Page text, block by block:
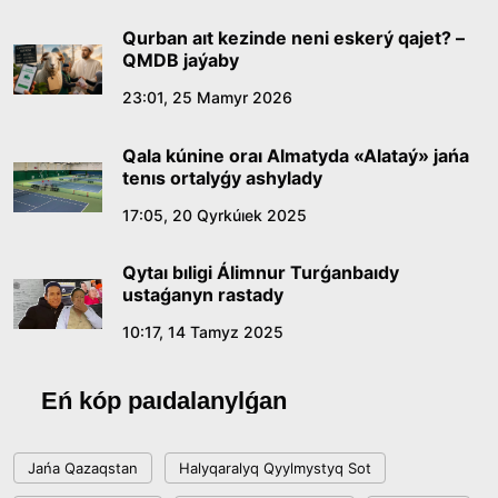
09:21, 21 Shilde 2026
Abaıdyń adam tárbıesi týraly kózqarastarynyń
18:59, 20 Shilde 2026
Jasandy ıntellekt: adamzattyń kómekshisi me,
18:16, 20 Shilde 2026
jetistikteri men damý baǵyty
Qurban aıt kezinde neni eskerý qajet? –
QMDB jaýaby
23:01, 25 Mamyr 2026
Qala kúnine oraı Almatyda «Alataý» jańa
tenıs ortalyǵy ashylady
17:05, 20 Qyrkúıek 2025
Qytaı bıligi Álimnur Turǵanbaıdy
ustaǵanyn rastady
10:17, 14 Tamyz 2025
Eń kóp paıdalanylǵan
Jańa Qazaqstan Halyqaralyq Qyylmystyq Sot